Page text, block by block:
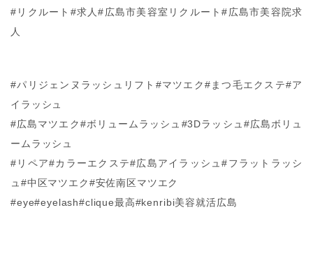
#リクルート#求人#広島市美容室リクルート#広島市美容院求
人
#パリジェンヌラッシュリフト#マツエク#まつ毛エクステ#ア
イラッシュ
#広島マツエク#ボリュームラッシュ#3Dラッシュ#広島ボリュ
ームラッシュ
#リペア#カラーエクステ#広島アイラッシュ#フラットラッシ
ュ#中区マツエク#安佐南区マツエク
#eye#eyelash#clique最高#kenribi美容就活広島